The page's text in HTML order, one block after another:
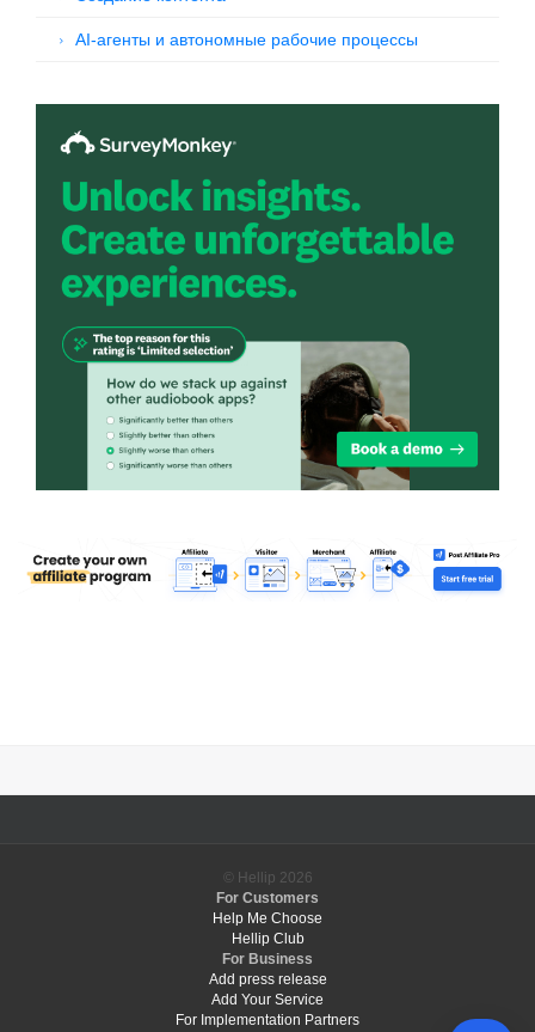
AI-агенты и автономные рабочие процессы
© Hellip 2026
For Customers
Help Me Choose
Hellip Club
For Business
Add press release
Add Your Service
For Implementation Partners